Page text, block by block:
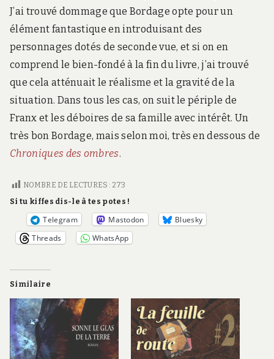
J’ai trouvé dommage que Bordage opte pour un
élément fantastique en introduisant des
personnages dotés de seconde vue, et si on en
comprend le bien-fondé à la fin du livre, j’ai trouvé
que cela atténuait le réalisme et la gravité de la
situation. Dans tous les cas, on suit le périple de
Franx et les déboires de sa famille avec intérêt. Un
très bon Bordage, mais selon moi, très en dessous de
Chroniques des ombres.
NOMBRE DE LECTURES : 273
Si tu kiffes dis-le à tes potes !
Telegram Mastodon
Bluesky
Threads
WhatsApp
Similaire